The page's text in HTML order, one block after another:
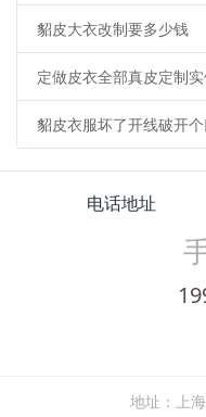
貂皮大衣改制要多少钱
定做皮衣全部真皮定制
貂皮衣服坏了开线破开
电话地址
地址：上